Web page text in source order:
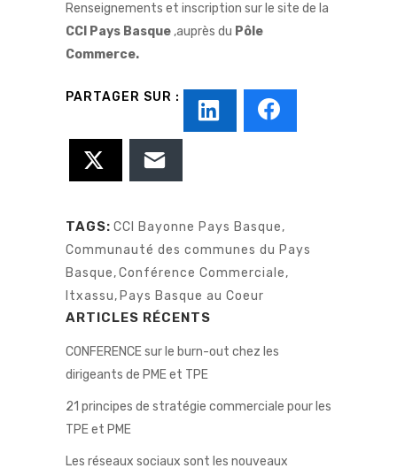
Renseignements et inscription sur le site de la
CCI Pays Basque ,auprès du Pôle
Commerce.
TAGS: CCI Bayonne Pays Basque,
Communauté des communes du Pays
Basque,Conférence Commerciale,
Itxassu, Pays Basque au Coeur
ARTICLES RÉCENTS
CONFERENCE sur le burn-out chez les
dirigeants de PME et TPE
21 principes de stratégie commerciale pour les
TPE et PME
Les réseaux sociaux sont les nouveaux